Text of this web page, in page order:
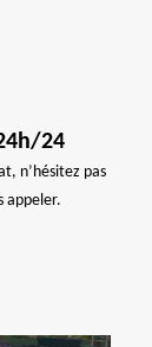
24
n’hésitez pas
appeler.